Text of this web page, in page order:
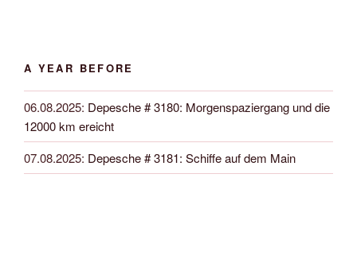
A YEAR BEFORE
06.08.2025: Depesche # 3180: Morgenspaziergang und die
12000 km ereicht
07.08.2025: Depesche # 3181: Schiffe auf dem Main